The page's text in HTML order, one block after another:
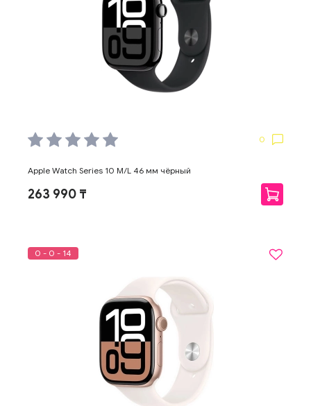
0
Apple Watch Series 10 M/L 46 мм чёрный
263 990 ₸
0 - 0 - 14